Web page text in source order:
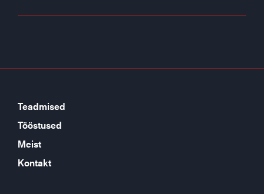
Teadmised
Tööstused
Meist
Kontakt